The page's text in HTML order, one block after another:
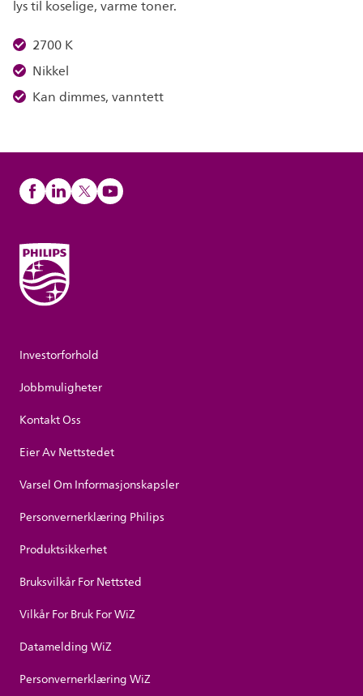
lys til koselige, varme toner.
2700 K
Nikkel
Kan dimmes, vanntett
Investorforhold
Jobbmuligheter
Kontakt Oss
Eier Av Nettstedet
Varsel Om Informasjonskapsler
Personvernerklæring Philips
Produktsikkerhet
Bruksvilkår For Nettsted
Vilkår For Bruk For WiZ
Datamelding WiZ
Personvernerklæring WiZ